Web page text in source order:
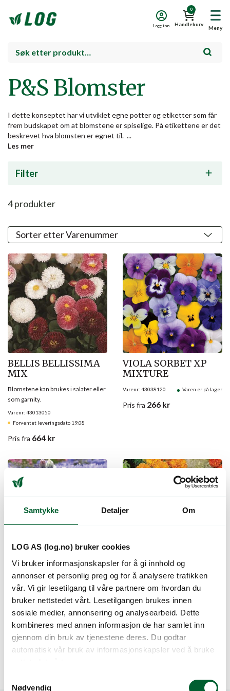
Samtykke Detaljer Om
LOG AS (log.no) bruker cookies
Vi bruker informasjonskapsler for å gi innhold og
annonser et personlig preg og for å analysere trafikken
vår. Vi gir lesetilgang til våre partnere om hvordan du
bruker nettstedet vårt. Lesetilgangen brukes innen
sosiale medier, annonsering og analysearbeid. Dette
kombineres med annen informasjon de har samlet inn
gjennom din bruk av tjenestene deres. Du godtar
automatisk vår bruk av informasjonskapsler ved å bruke
Nødvendig
Meny
0
Handlekurv
Logg inn
P&S Blomster
I dette konseptet har vi utviklet egne potter og etiketter som får
frem budskapet om at blomstene er spiselige. På etikettene er det
beskrevet hva blomsten er egnet til. ...
Les mer
Filter
4produkter
BELLIS BELLISSIMA
MIX
Varenr: 43013050
Forventet leveringsdato 19.08
Blomstene kan brukes i salater eller
som garnity.
Pris fra 664 kr
VIOLA SORBET XP
MIXTURE
Varenr: 43038120 Varen er på lager
Pris fra 266 kr
CENTAUREA MIDGET
BLUE
Blomsterrik, lav kompakt type.
Prisfra 67kr
DAHLIA FIGARO
MIXTURE
Varenr: 45468020
Forventet leveringsdato 21.08
pynt på desserter og kaker.
135kr